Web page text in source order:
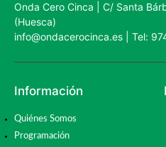
Onda Cero Cinca | C/ Santa
(Huesca)
info@ondacerocinca.es | Tel:
Información
Quiénes Somos
Programación